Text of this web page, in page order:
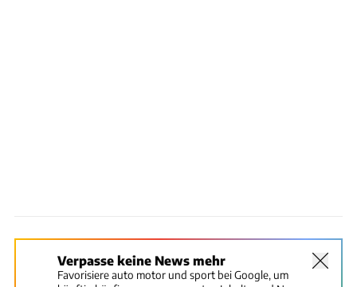
Verpasse keine News mehr
Favorisiere auto motor und sport bei Google, um